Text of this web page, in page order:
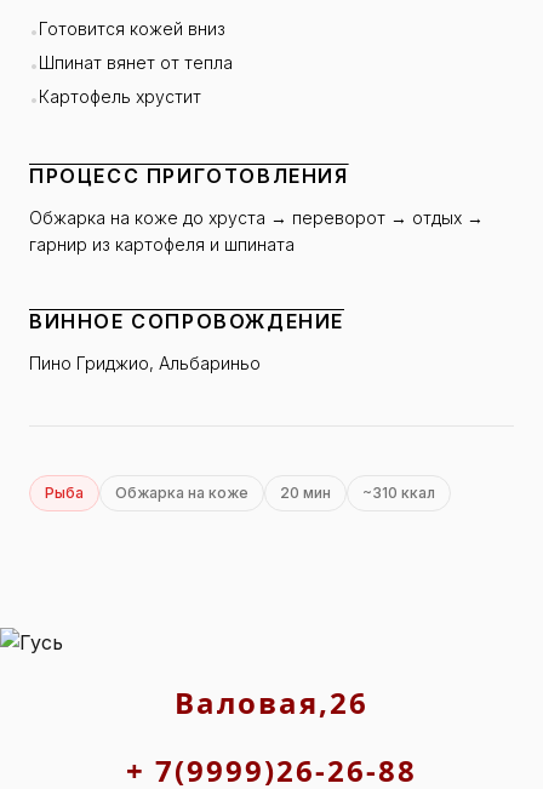
•Готовится кожей вниз
•Шпинат вянет от тепла
•Картофель хрустит
ПРОЦЕСС ПРИГОТОВЛЕНИЯ
Обжарка на коже до хруста → переворот → отдых →
гарнир из картофеля и шпината
ВИННОЕ СОПРОВОЖДЕНИЕ
Пино Гриджио, Альбариньо
Рыба Обжарка на коже 20 мин ~310 ккал
Валовая,26
+ 7(9999)26-26-88